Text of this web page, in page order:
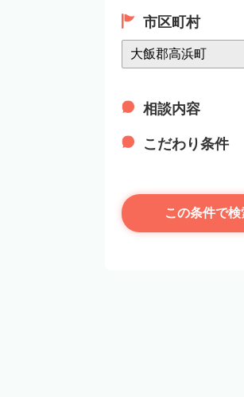
市区町村
相談内容
こだわり条件
この条件で検